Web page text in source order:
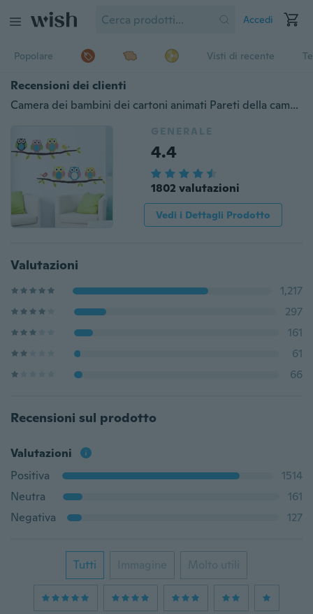
Accedi
Popolare Visti di recente
Recensioni dei clienti
Camera dei bambini dei cartoni animati Pareti della camera da letto Adesivi decorativi dipinti Adesivi murali animali gufo carino
GENERALE
4.4
1802 valutazioni
Vedi i Dettagli Prodotto
Valutazioni
1,217
297
161
61
66
Recensioni sul prodotto
Valutazioni
Positiva
1514
Neutra
161
Negativa
127
Tutti Immagine Molto utili